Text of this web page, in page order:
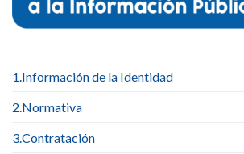
1.Información de la Identidad
2.Normativa
3.Contratación